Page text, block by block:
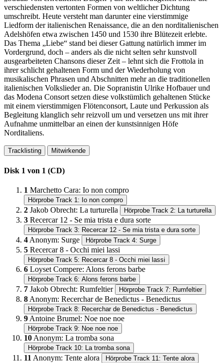
verschiedensten vertonten Formen von weltlicher Dichtung
umschreibt. Heute versteht man darunter eine vierstimmige
Liedform der italienischen Renaissance, die an den norditalienischen
Adelshöfen etwa zwischen 1450 und 1530 ihre Blütezeit erlebte.
Das Thema „Liebe“ stand bei dieser Gattung natürlich immer im
Vordergrund, doch – anders als die nicht selten sehr kunstvoll
ausgearbeiteten Chansons dieser Zeit – lehnt sich die Frottola in
ihrer schlicht gehaltenen Form und der Wiederholung von
musikalischen Phrasen und Abschnitten mehr an die traditionellen
italienischen Volkslieder an. Die Sopranistin Ulrike Hofbauer und
das Modena Consort setzen diese volkstümlich gehaltenen Stücke
mit einem vierstimmigen Flötenconsort, Laute und Perkussion als
Begleitung klanglich sehr reizvoll um und versetzen uns mit ihrer
Aufnahme unmittelbar an einen der kunstsinnigen Höfe
Norditaliens.
Tracklisting Mitwirkende
Disk 1 von 1 (CD)
1 Marchetto Cara: Io non compro
Hörprobe Track 1: Io non compro
2 Jakob Obrecht: La turturella Hörprobe Track 2: La turturella
3 Recercar 12 - Se mia trista e dura sorte
Hörprobe Track 3: Recercar 12 - Se mia trista e dura sorte
4 Anonym: Surge Hörprobe Track 4: Surge
5 Recercar 8 - Occhi miei lassi
Hörprobe Track 5: Recercar 8 - Occhi miei lassi
6 Loyset Compere: Alons ferons barbe
Hörprobe Track 6: Alons ferons barbe
7 Jakob Obrecht: Rumfeltier Hörprobe Track 7: Rumfeltier
8 Anonym: Recerchar de Benedictus - Benedictus
Hörprobe Track 8: Recerchar de Benedictus - Benedictus
9 Antoine Brumel: Noe noe noe
Hörprobe Track 9: Noe noe noe
10 Anonym: La tromba sona
Hörprobe Track 10: La tromba sona
11 Anonym: Tente alora Hörprobe Track 11: Tente alora